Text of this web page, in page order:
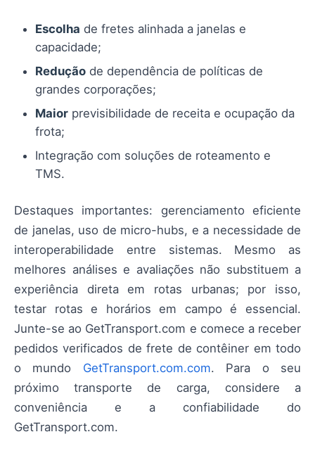
Escolha de fretes alinhada a janelas e
capacidade;
Redução de dependência de políticas de
grandes corporações;
Maior previsibilidade de receita e ocupação da
frota;
Integração com soluções de roteamento e
TMS.
Destaques importantes: gerenciamento eficiente
de janelas, uso de micro-hubs, e a necessidade de
interoperabilidade entre sistemas. Mesmo as
melhores análises e avaliações não substituem a
experiência direta em rotas urbanas; por isso,
testar rotas e horários em campo é essencial.
Junte-se ao GetTransport.com e comece a receber
pedidos verificados de frete de contêiner em todo
o mundo GetTransport.com.com. Para o seu
próximo transporte de carga, considere a
conveniência e a confiabilidade do
GetTransport.com.